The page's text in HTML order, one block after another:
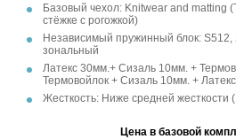
Базовый чехол: Knitwear and matting
стёжке с рогожкой)
Независимый пружинный блок:
зональный
Латекс 30мм.+ Сизаль 10мм. +
Термовойлок + Сизаль 10мм. +
Жесткость: Ниже средней жесткости
Цена в базовой